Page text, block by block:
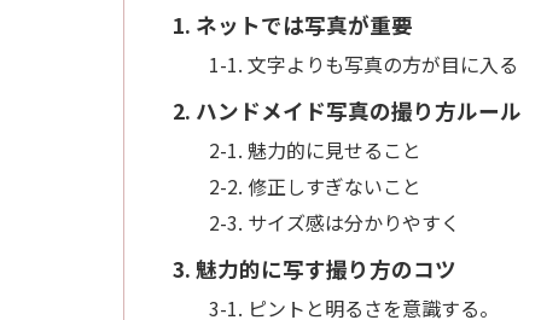
1. ネットでは写真が重要
1-1. 文字よりも写真の方が目に入る
2. ハンドメイド写真の撮り方ルール
2-1. 魅力的に見せること
2-2. 修正しすぎないこと
2-3. サイズ感は分かりやすく
3. 魅力的に写す撮り方のコツ
3-1. ピントと明るさを意識する。